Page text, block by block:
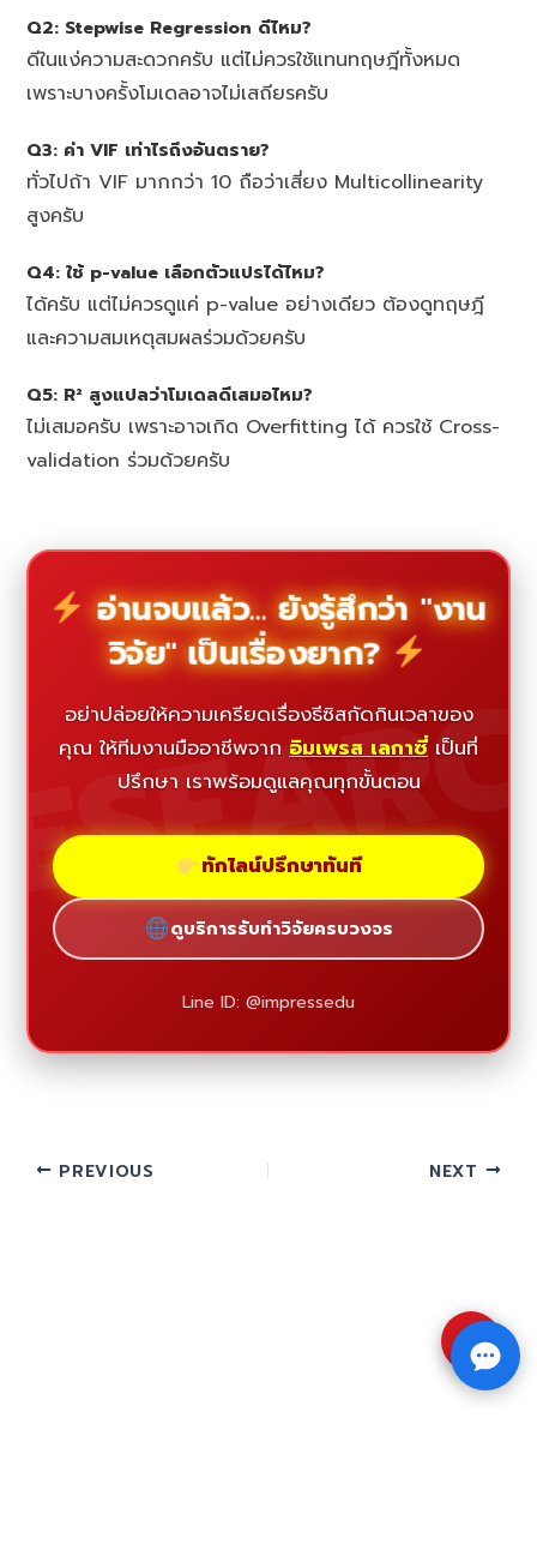
Q2: Stepwise Regression ดีไหม?
ดีในแง่ความสะดวกครับ แต่ไม่ควรใช้แทนทฤษฎีทั้งหมด
เพราะบางครั้งโมเดลอาจไม่เสถียรครับ
Q3: ค่า VIF เท่าไรถึงอันตราย?
ทั่วไปถ้า VIF มากกว่า 10 ถือว่าเสี่ยง Multicollinearity
สูงครับ
Q4: ใช้ p-value เลือกตัวแปรได้ไหม?
ได้ครับ แต่ไม่ควรดูแค่ p-value อย่างเดียว ต้องดูทฤษฎี
และความสมเหตุสมผลร่วมด้วยครับ
Q5: R² สูงแปลว่าโมเดลดีเสมอไหม?
ไม่เสมอครับ เพราะอาจเกิด Overfitting ได้ ควรใช้ Cross-
validation ร่วมด้วยครับ
อ่านจบแล้ว... ยังรู้สึกว่า "งาน
วิจัย" เป็นเรื่องยาก?
อย่าปล่อยให้ความเครียดเรื่องธีซิสกัดกินเวลาของ
คุณ ให้ทีมงานมืออาชีพจาก อิมเพรส เลกาซี่ เป็นที่
ปรึกษา เราพร้อมดูแลคุณทุกขั้นตอน
ทักไลน์ปรึกษาทันที
ดูบริการรับทำวิจัยครบวงจร
Line ID: @impressedu
PREVIOUS NEXT
⇧